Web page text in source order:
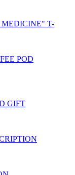
MEDICINE" T-
GIFT